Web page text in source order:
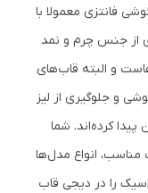
فانتزی معمولا با
از جنس چرم و نمد
و البته قاب‌های
و جلوگیری از لیز
کرده‌اند. شما
انواع مدل‌ها
را در دیجی قاب